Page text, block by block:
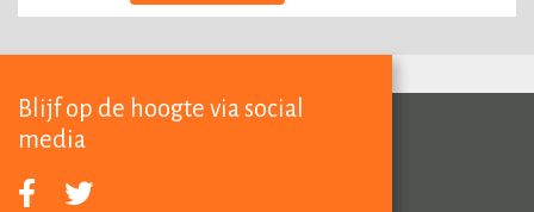
Blijf op de hoogte via social
media